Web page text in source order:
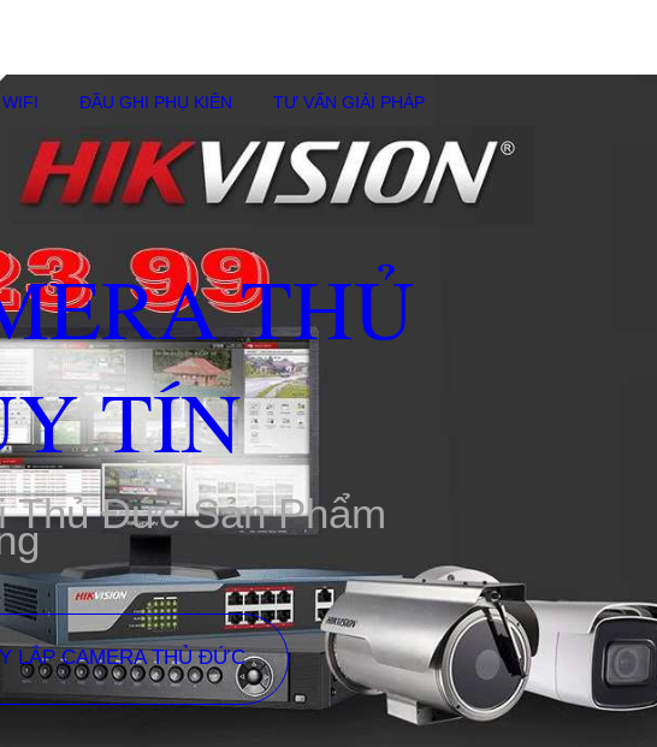
ĐẦU GHI PHỤ KIÊN TƯ VẤN GIẢI PHÁP
THỦ
TÍN
Thủ Đức Sản Phẩm
LẮP CAMERA THỦ ĐỨC